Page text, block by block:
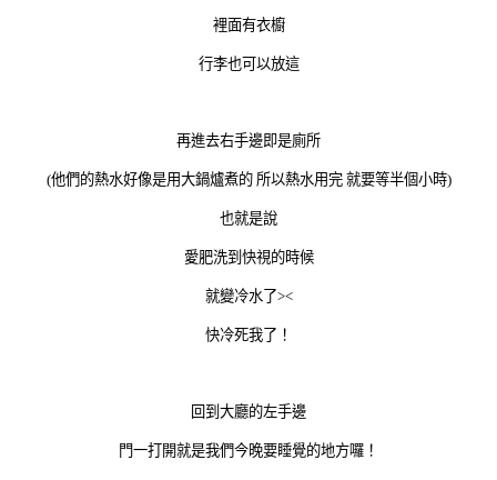
裡面有衣櫥
行李也可以放這
再進去右手邊即是廁所
(他們的熱水好像是用大鍋爐煮的 所以熱水用完 就要等半個小時)
也就是說
愛肥洗到快視的時候
就變冷水了><
快冷死我了！
回到大廳的左手邊
門一打開就是我們今晚要睡覺的地方囉！